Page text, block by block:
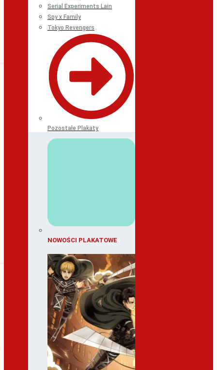
Serial Experiments Lain
Spy x Family
Tokyo Revengers
Pozostałe Plakaty
NOWOŚCI PLAKATOWE